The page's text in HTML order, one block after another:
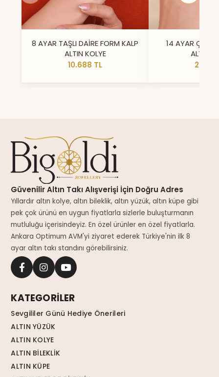
8 AYAR TAŞLI DAİRE FORM KALP
ALTIN KOLYE
10.688 TL
14 AYAR ÇİFT
ALTIN
Güvenilir Altın Takı Alışverişi İçin Doğru Adres
Yıllardır altın kolye, altın bileklik, altın yüzük, altın küpe gibi
pek çok ürünü en uygun fiyatlarla sizlerle buluşturmanın
mutluluğu içerisindeyiz. En özel ürünler en özel fiyatlarla.
Ankara Optimum AVM'yi ziyaret ederek Türkiye'nin ilk 8
ayar altın takı standını görebilirsiniz.
KATEGORİLER
Sevgililer Günü Hediye Önerileri
ALTIN YÜZÜK
ALTIN KOLYE
ALTIN BİLEKLİK
ALTIN KÜPE